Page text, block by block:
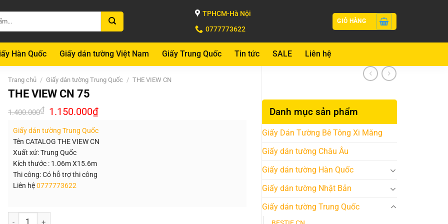
TPHCM-Hà Nội
0777773622
GIỎ HÀNG
Hàn Quốc Giấy dán tường Việt Nam Giấy Trung Quốc Tin tức SALE Liên hệ
Danh mục sản phẩm
Giấy Dán Tường Bê Tông Xi Măng
Giấy dán tường Châu Âu
Giấy dán tường Hàn Quốc
Giấy dán tường Nhật Bản
Giấy dán tường Trung Quốc
Trang chủ / Giấy dán tường Trung Quốc / THE VIEW CN
THE VIEW CN 75
1.400.000₫ Giá
gốc
1.400.000₫.
1.150.000₫Giá
hiện
là:
1.150.000₫.
Giấy dán tường Trung Quốc
Tên CATALOG THE VIEW CN
Xuất xứ: Trung Quốc
Kích thước : 1.06m X15.6m
Thi công: Có hỗ trợ thi công
Liên hệ0777773622
Số lượng